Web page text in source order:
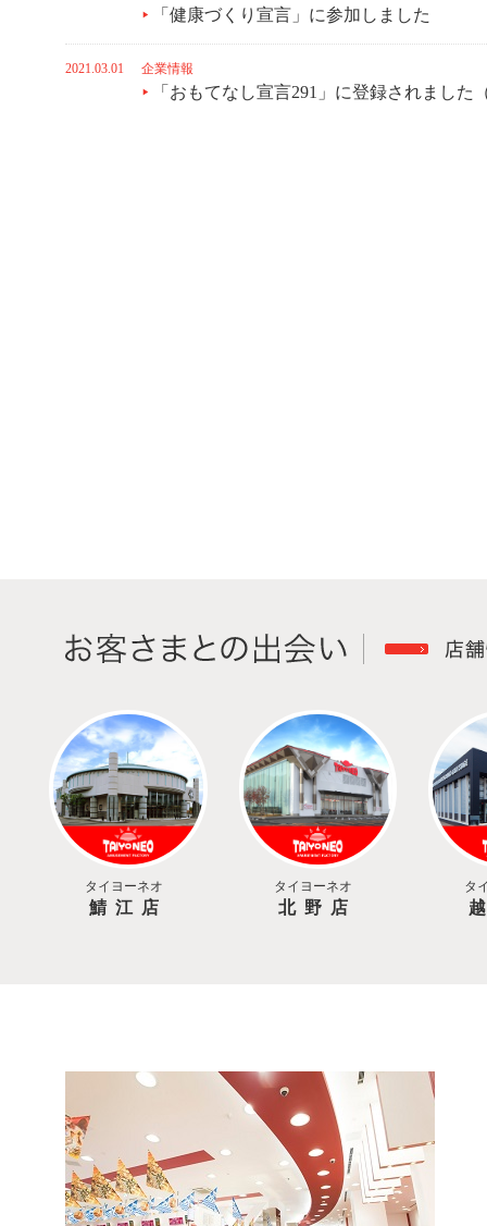
「健康づくり宣言」に参加しました
2021.03.01 企業情報
「おもてなし宣言291」に登録されました
タイヨーネオ
鯖江店
タイヨーネオ
北野店
タ